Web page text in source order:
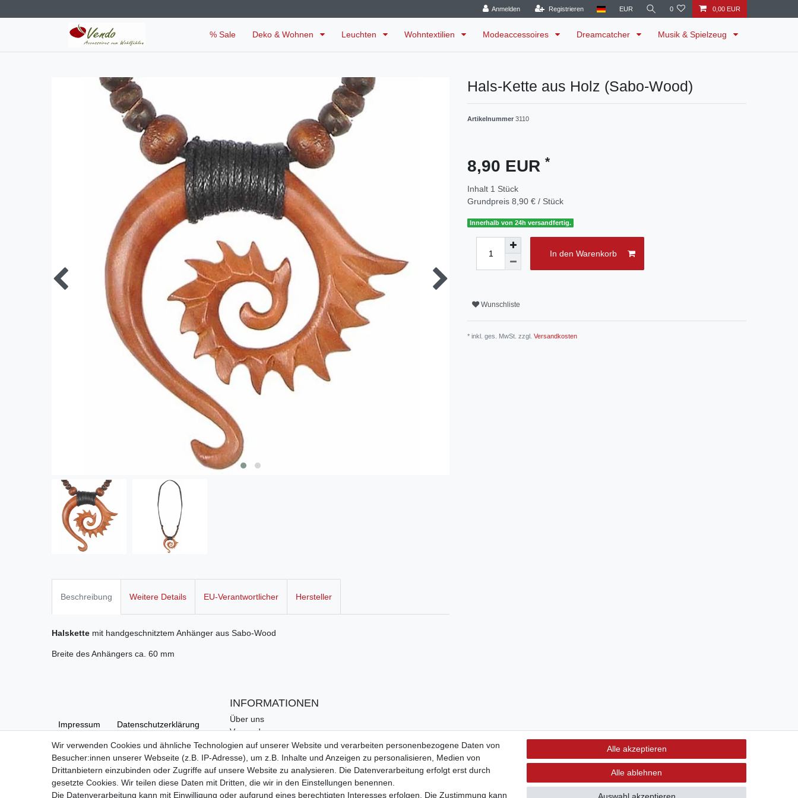
Anmelden Registrieren EUR 0 0,00 EUR
% Sale Deko & Wohnen Leuchten Wohntextilien Modeaccessoires Dreamcatcher Musik & Spielzeug
Hals-Kette aus Holz (Sabo-Wood)
Artikelnummer 3110
8,90 EUR *
Inhalt 1 Stück
Grundpreis 8,90 € / Stück
Innerhalb von 24h versandfertig.
In den Warenkorb
Wunschliste
* inkl. ges. MwSt. zzgl. Versandkosten
Beschreibung Weitere Details EU-Verantwortlicher Hersteller
Halskette mit handgeschnitztem Anhänger aus Sabo-Wood
Breite des Anhängers ca. 60 mm
Impressum Daten­schutz­erklärung
AGB Barrierefreiheitserklärung
INFORMATIONEN
Über uns
Versand
Kontakt
Links
Hilfe
Wir verwenden Cookies und ähnliche Technologien auf unserer Website und verarbeiten personenbezogene Daten von
Besucher:innen unserer Webseite (z.B. IP-Adresse), um z.B. Inhalte und Anzeigen zu personalisieren, Medien von
Drittanbietern einzubinden oder Zugriffe auf unsere Website zu analysieren. Die Datenverarbeitung erfolgt erst durch
gesetzte Cookies. Wir teilen diese Daten mit Dritten, die wir in den Einstellungen benennen.
Die Datenverarbeitung kann mit Einwilligung oder aufgrund eines berechtigten Interesses erfolgen. Die Zustimmung kann
Alle akzeptieren
Alle ablehnen